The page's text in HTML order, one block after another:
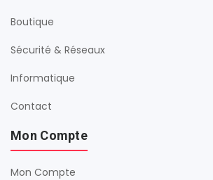
Boutique
Sécurité & Réseaux
Informatique
Contact
Mon Compte
Mon Compte